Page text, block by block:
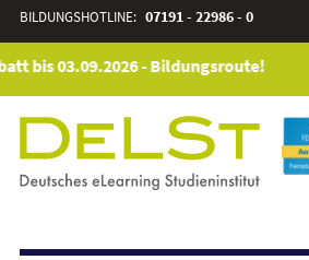
BILDUNGSHOTLINE: 07191 - 22986 - 0
bis 03.09.2026 - Bildungsroute!